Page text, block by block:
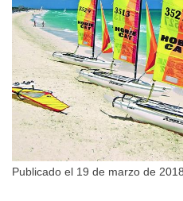
Publicado el 19 de marzo de 2018